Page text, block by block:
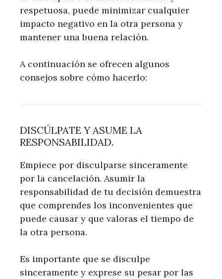
respetuosa, puede minimizar cualquier
impacto negativo en la otra persona y
mantener una buena relación.
A continuación se ofrecen algunos
consejos sobre cómo hacerlo:
DISCÚLPATE Y ASUME LA
RESPONSABILIDAD.
Empiece por disculparse sinceramente
por la cancelación. Asumir la
responsabilidad de tu decisión demuestra
que comprendes los inconvenientes que
puede causar y que valoras el tiempo de
la otra persona.
Es importante que se disculpe
sinceramente y exprese su pesar por las